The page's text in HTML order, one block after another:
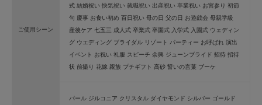
ご使用シーン
式 結婚祝い 快気祝い 就職祝い 出産祝い 卒業祝い お宮参り 初節
句 慶事 お食い初め 百日祝い 母の日 父の日 お遊戯会 母親学級
産後ケア 七五三 成人式 卒業式 卒園式 入学式 入園式 ウェディン
グ ウエディング ブライダル リゾート パーティー お呼ばれ 演出
イベント お祝い 礼服 スピーチ 余興 ジューンブライド 招待 招待
状 前撮り 花嫁 親族 プチギフト 高砂 誓いの言葉 ブーケ
パール ジルコニア クリスタル ダイヤモンド シルバー ゴールド